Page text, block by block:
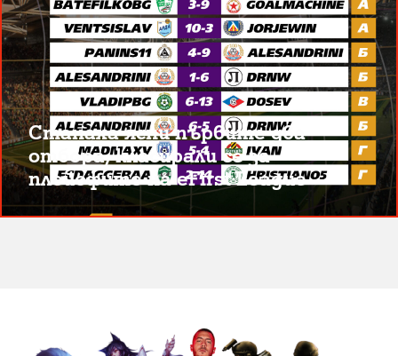
Станаха ясни първите два
отбора, класирали се за
плейофите на eFirst League